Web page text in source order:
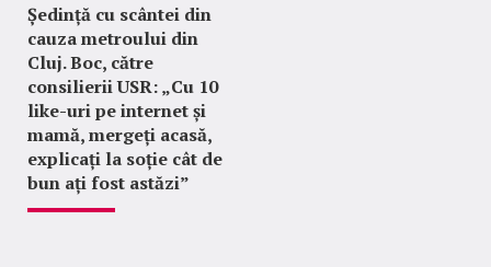
Ședință cu scântei din
cauza metroului din
Cluj. Boc, către
consilierii USR: „Cu 10
like-uri pe internet și
mamă, mergeți acasă,
explicați la soție cât de
bun ați fost astăzi”